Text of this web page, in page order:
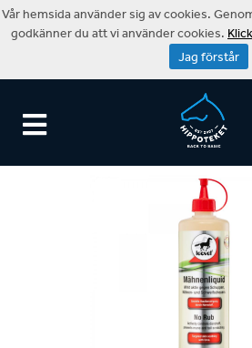
Vår hemsida använder sig av cookies.
godkänner du att vi använder cookies.
Jag förstår